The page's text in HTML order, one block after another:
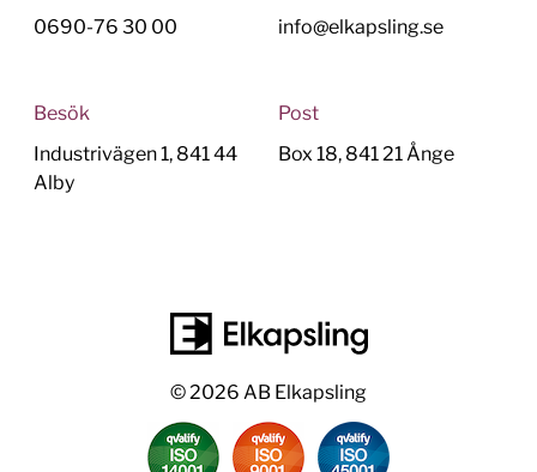
0690-76 30 00
info@elkapsling.se
Besök
Industrivägen 1, 841 44
Alby
Post
Box 18, 841 21 Ånge
© 2026 AB Elkapsling